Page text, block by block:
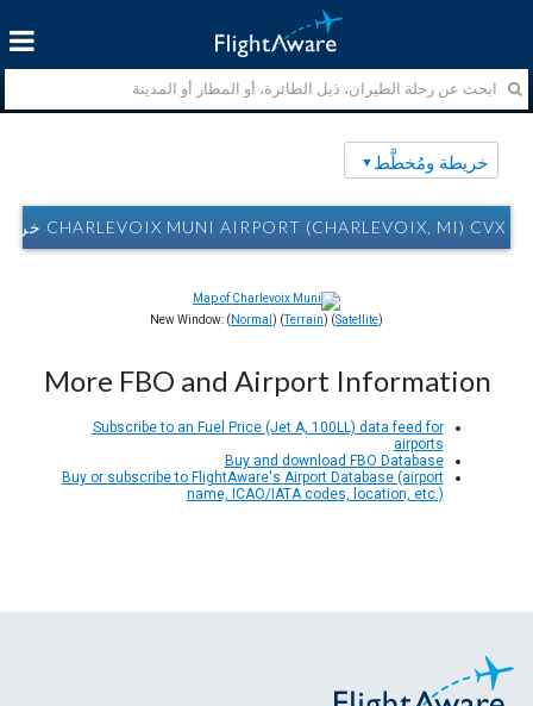
خريطة ومُخطَّط
CHARLEVOIX MUNI AIRPORT (CHARLEVOIX, MI) CVX خريطة ومُخطَّط
New Window: ( Normal ) (Terrain) (Satellite)
More FBO and Airport Information
Subscribe to an Fuel Price (Jet A, 100LL) data feed for
airports
Buy and download FBO Database
Buy or subscribe to FlightAware's Airport Database (airport
name, ICAO/IATA codes, location, etc.)